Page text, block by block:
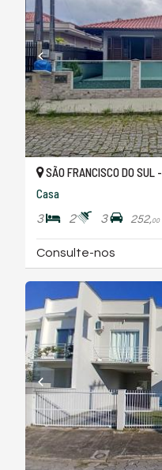
SÃO FRANCISCO DO SUL -
Casa
3 2 3 252,00
Consulte-nos